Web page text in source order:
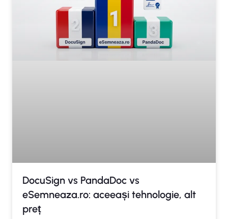
DocuSign vs PandaDoc vs
eSemneaza.ro: aceeași tehnologie, alt
preț